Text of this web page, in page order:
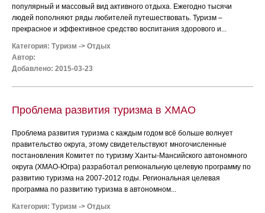
популярный и массовый вид активного отдыха. Ежегодно тысячи
людей пополняют ряды любителей путешествовать. Туризм –
прекрасное и эффективное средство воспитания здорового и...
Категория: Туризм -> Отдых
Автор:
Добавлено: 2015-03-23
Проблема развития туризма в ХМАО
Проблема развития туризма с каждым годом всё больше волнует
правительство округа, этому свидетельствуют многочисленные
постановления Комитет по туризму Ханты-Мансийского автономного
округа (ХМАО-Югра) разработал региональную целевую программу по
развитию туризма на 2007-2012 годы. Региональная целевая
программа по развитию туризма в автономном...
Категория: Туризм -> Отдых